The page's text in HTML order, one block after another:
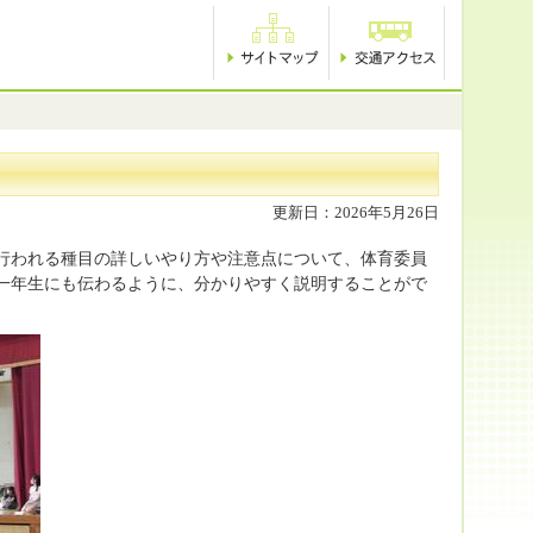
更新日：2026年5月26日
れる種目の詳しいやり方や注意点について、体育委員
生にも伝わるように、分かりやすく説明することがで